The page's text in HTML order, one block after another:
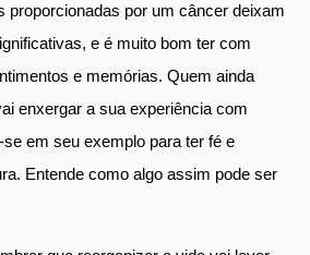
proporcionadas por um câncer deixam
e é muito bom ter com
e memórias. Quem ainda
enxergar a sua experiência com
em seu exemplo para ter fé e
Entende como algo assim pode ser